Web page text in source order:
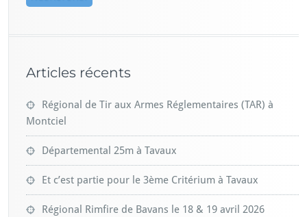
Articles récents
Régional de Tir aux Armes Réglementaires (TAR) à
Montciel
Départemental 25m à Tavaux
Et c’est partie pour le 3ème Critérium à Tavaux
Régional Rimfire de Bavans le 18 & 19 avril 2026